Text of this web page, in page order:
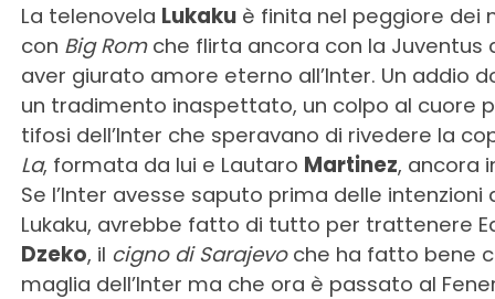
La telenovela Lukakuè finita nel peggiore dei
con Big Rom che flirta ancora con la Juventus
aver giurato amore eterno all’Inter. Un addio
un tradimento inaspettato, un colpo al cuore
tifosi dell’Inter che speravano di rivedere la
La, formata da lui e Lautaro Martinez, ancora
Se l’Inter avesse saputo prima delle intenzioni
Lukaku, avrebbe fatto di tutto per trattenere
Dzeko, il cigno di Sarajevo che ha fatto bene
maglia dell’Inter ma che ora è passato al